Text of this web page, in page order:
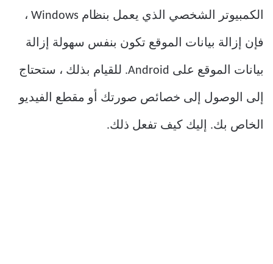
الكمبيوتر الشخصي الذي يعمل بنظام Windows ،
فإن إزالة بيانات الموقع تكون بنفس سهولة إزالة
بيانات الموقع على Android. للقيام بذلك ، ستحتاج
إلى الوصول إلى خصائص صورتك أو مقطع الفيديو
الخاص بك. إليك كيف تفعل ذلك.